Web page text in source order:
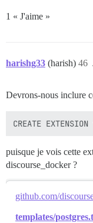
1 « J'aime »
harishg33 (harish) 46
Devrons-nous inclure
puisque je vois cette
discourse_docker ?
github.com/
templates/